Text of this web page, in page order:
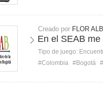
Creado por FLOR
En el SEAB
Tipo de juego:
#Colombia #Bogotá